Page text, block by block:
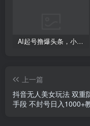
AI起号撸爆头条，小白也能操作，日入2000+
上一篇
抖音无人美女玩法 双重
手段 不封号日入1000+